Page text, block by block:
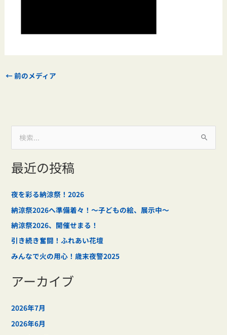
←前のメディア
索
対
:
最近の投稿
夜を彩る納涼祭！2026
納涼祭2026へ準備着々！～子どもの絵、展示中～
納涼祭2026、開催せまる！
引き続き奮闘！ふれあい花壇
みんなで火の用心！歳末夜警2025
アーカイブ
2026年7月
2026年6月